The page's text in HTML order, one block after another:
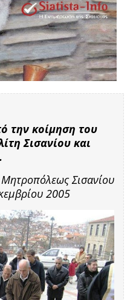
την κοίμηση του
Σισανίου και
.
Σισανίου
2005